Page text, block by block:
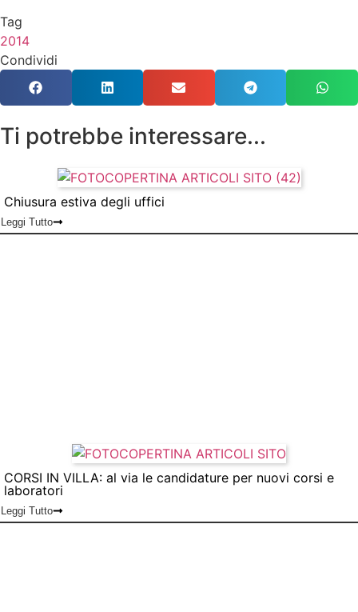
Tag
2014
Condividi
Ti potrebbe interessare...
Chiusura estiva degli uffici
Leggi Tutto
CORSI IN VILLA: al via le candidature per nuovi corsi e
laboratori
Leggi Tutto